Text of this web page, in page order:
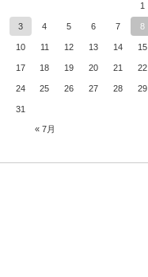
« 7月
1
3 4 5 6 7 8
10 11 12 13 14 15
17 18 19 20 21 22
24 25 26 27 28 29
31